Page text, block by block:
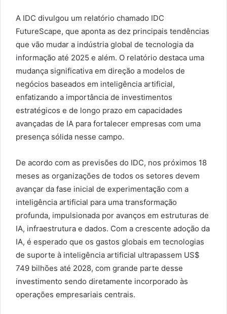
A IDC divulgou um relatório chamado IDC
FutureScape, que aponta as dez principais tendências
que vão mudar a indústria global de tecnologia da
informação até 2025 e além. O relatório destaca uma
mudança significativa em direção a modelos de
negócios baseados em inteligência artificial,
enfatizando a importância de investimentos
estratégicos e de longo prazo em capacidades
avançadas de IA para fortalecer empresas com uma
presença sólida nesse campo.
De acordo com as previsões do IDC, nos próximos 18
meses as organizações de todos os setores devem
avançar da fase inicial de experimentação com a
inteligência artificial para uma transformação
profunda, impulsionada por avanços em estruturas de
IA, infraestrutura e dados. Com a crescente adoção da
IA, é esperado que os gastos globais em tecnologias
de suporte à inteligência artificial ultrapassem US$
749 bilhões até 2028, com grande parte desse
investimento sendo diretamente incorporado às
operações empresariais centrais.